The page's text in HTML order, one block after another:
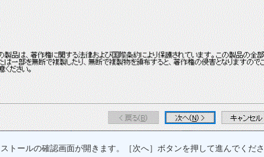
トールの確認画面が開きます。［次へ］ボタンを押して進んでくだ